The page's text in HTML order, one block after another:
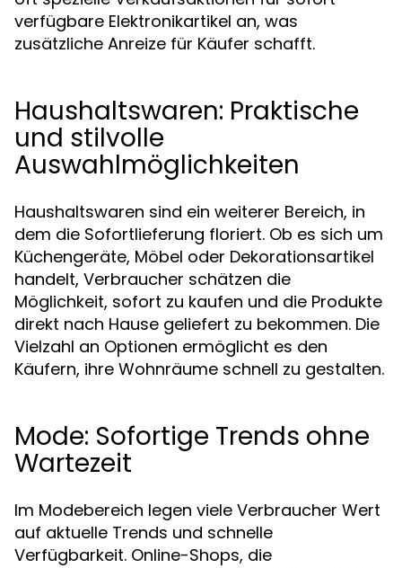
verfügbare Elektronikartikel an, was
zusätzliche Anreize für Käufer schafft.
Haushaltswaren: Praktische
und stilvolle
Auswahlmöglichkeiten
Haushaltswaren sind ein weiterer Bereich, in
dem die Sofortlieferung floriert. Ob es sich um
Küchengeräte, Möbel oder Dekorationsartikel
handelt, Verbraucher schätzen die
Möglichkeit, sofort zu kaufen und die Produkte
direkt nach Hause geliefert zu bekommen. Die
Vielzahl an Optionen ermöglicht es den
Käufern, ihre Wohnräume schnell zu gestalten.
Mode: Sofortige Trends ohne
Wartezeit
Im Modebereich legen viele Verbraucher Wert
auf aktuelle Trends und schnelle
Verfügbarkeit. Online-Shops, die